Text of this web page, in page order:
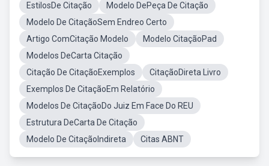
EstilosDe Citação
Modelo DePeça De Citação
Modelo De CitaçãoSem Endreo Certo
Artigo ComCitação Modelo
Modelo CitaçãoPad
Modelos DeCarta Citação
Citação De CitaçãoExemplos
CitaçãoDireta Livro
Exemplos De CitaçãoEm Relatório
Modelos De CitaçãoDo Juiz Em Face Do REU
Estrutura DeCarta De Citação
Modelo De CitaçãoIndireta
Citas ABNT